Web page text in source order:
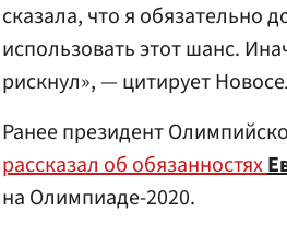
сказала, что я обязательно
использовать этот шанс.
рискнул», — цитирует
Ранее президент
рассказал об обязанностях
на Олимпиаде-2020.